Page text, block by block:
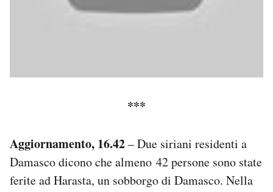
***
Aggiornamento, 16.42– Due siriani residenti a
Damasco dicono che almeno 42 persone sono state
ferite ad Harasta, un sobborgo di Damasco. Nella